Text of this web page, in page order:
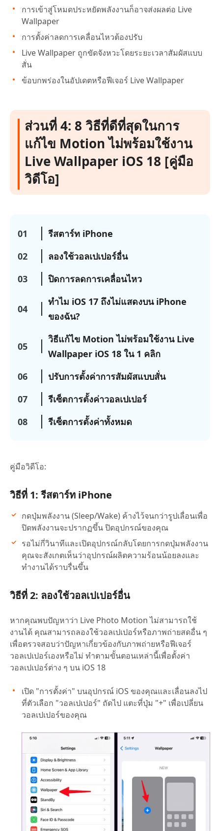
การเข้าสู่โหมดประหยัดพลังงานก็อาจส่งผลต่อ Live
Wallpaper
การตั้งค่าลดการเคลื่อนไหวต้องปรับ
Live Wallpaper ถูกขัดจังหวะโดยระยะเวลาสัมผัสแบบ
สั่น
ข้อบกพร่องในอัปเดตหรือฟีเจอร์ Live Wallpaper
ส่วนที่ 4: 8 วิธีที่ดีที่สุดในการ
แก้ไข Motion ไม่พร้อมใช้งาน
Live Wallpaper iOS 18 [คู่มือ
วิดีโอ]
01
รีสตาร์ท iPhone
02
ลองใช้วอลเปเปอร์อื่น
03
ปิดการลดการเคลื่อนไหว
04
ทำไม iOS 17 ถึงไม่แสดงบน iPhone
ของฉัน?
05
วิธีแก้ไข Motion ไม่พร้อมใช้งาน Live
Wallpaper iOS 18 ใน 1 คลิก
06
ปรับการตั้งค่าการสัมผัสแบบสั่น
07
รีเซ็ตการตั้งค่าวอลเปเปอร์
08
รีเซ็ตการตั้งค่าทั้งหมด
คู่มือวิดีโอ:
วิธีที่ 1: รีสตาร์ท iPhone
กดปุ่มพลังงาน (Sleep/Wake) ค้างไว้จนกว่ารูปเลื่อนเพื่อ
ปิดพลังงานจะปรากฏขึ้น ปิดอุปกรณ์ของคุณ
รอไม่กี่วินาทีและเปิดอุปกรณ์กลับโดยการกดปุ่มพลังงาน
คุณจะสังเกตเห็นว่าอุปกรณ์ผลิตความร้อนน้อยลงและ
ทำงานได้ราบรื่นขึ้น
วิธีที่ 2: ลองใช้วอลเปเปอร์อื่น
หากคุณพบปัญหาว่า Live Photo Motion ไม่สามารถใช้
งานได้ คุณสามารถลองใช้วอลเปเปอร์หรือภาพถ่ายสดอื่น ๆ
เพื่อตรวจสอบว่าปัญหาเกี่ยวข้องกับภาพถ่ายหรือฟีเจอร์
วอลเปเปอร์เองหรือไม่ ทำตามขั้นตอนเหล่านี้เพื่อตั้งค่า
วอลเปเปอร์ต่าง ๆ บน iOS 18
เปิด "การตั้งค่า" บนอุปกรณ์ iOS ของคุณและเลื่อนลงไป
ที่ตัวเลือก "วอลเปเปอร์" ถัดไป แตะที่ปุ่ม "+" เพื่อเปลี่ยน
วอลเปเปอร์ของคุณ